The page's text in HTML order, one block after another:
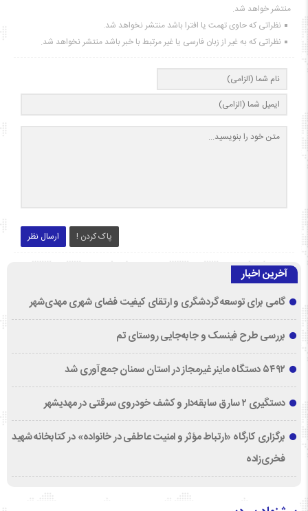
منتشر خواهد شد.
نظراتی که حاوی تهمت یا افترا باشد منتشر نخواهد شد.
نظراتی که به غیر از زبان فارسی یا غیر مرتبط با خبر باشد منتشر نخواهد شد.
ارسال نظر پاک کردن !
آخرین اخبار
گامی برای توسعه گردشگری و ارتقای کیفیت فضای شهری مهدی‌شهر
بررسی طرح فینسک و جابه‌جایی روستای تم
۵۴۹۲ دستگاه ماینر غیرمجاز در استان سمنان جمع‌آوری شد
دستگیری ۲ سارق سابقه‌دار و کشف خودروی سرقتی در مهدیشهر
برگزاری کارگاه «ارتباط مؤثر و امنیت عاطفی در خانواده» در کتابخانه شهید
فخری‌زاده